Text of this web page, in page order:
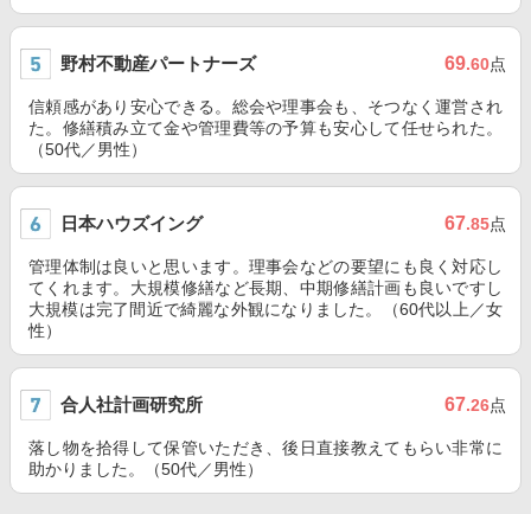
野村不動産パートナーズ 69.60点
信頼感があり安心できる。総会や理事会も、そつなく運営され
た。修繕積み立て金や管理費等の予算も安心して任せられた。
（50代／男性）
日本ハウズイング 67.85点
管理体制は良いと思います。理事会などの要望にも良く対応し
てくれます。大規模修繕など長期、中期修繕計画も良いですし
大規模は完了間近で綺麗な外観になりました。（60代以上／女
性）
合人社計画研究所 67.26点
落し物を拾得して保管いただき、後日直接教えてもらい非常に
助かりました。（50代／男性）